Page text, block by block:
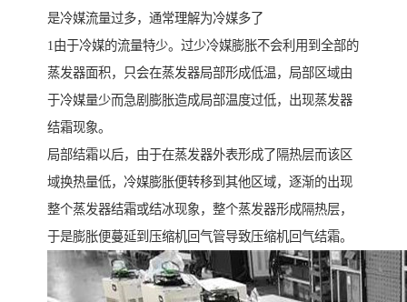
是冷媒流量过多，通常理解为冷媒多了
1由于冷媒的流量特少。过少冷媒膨胀不会利用到全部的
蒸发器面积，只会在蒸发器局部形成低温，局部区域由
于冷媒量少而急剧膨胀造成局部温度过低，出现蒸发器
结霜现象。
局部结霜以后，由于在蒸发器外表形成了隔热层而该区
域换热量低，冷媒膨胀便转移到其他区域，逐渐的出现
整个蒸发器结霜或结冰现象，整个蒸发器形成隔热层，
于是膨胀便蔓延到压缩机回气管导致压缩机回气结霜。